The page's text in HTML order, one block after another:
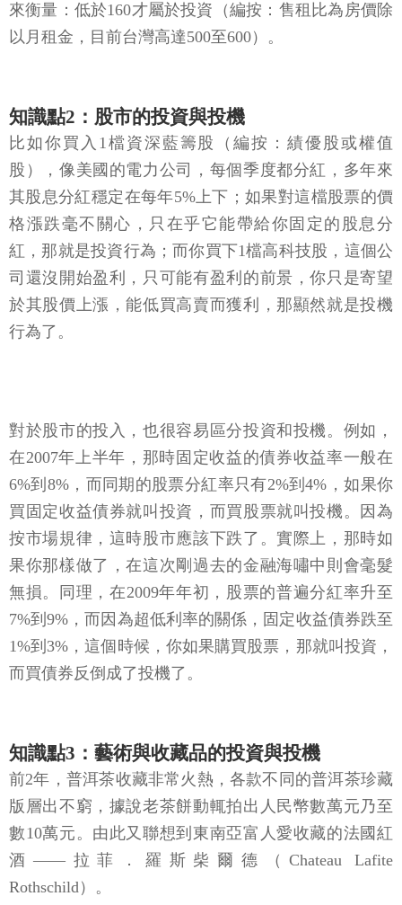
來衡量：低於160才屬於投資（編按：售租比為房價除
以月租金，目前台灣高達500至600）。
知識點2：股市的投資與投機
比如你買入1檔資深藍籌股（編按：績優股或權值
股），像美國的電力公司，每個季度都分紅，多年來
其股息分紅穩定在每年5%上下；如果對這檔股票的價
格漲跌毫不關心，只在乎它能帶給你固定的股息分
紅，那就是投資行為；而你買下1檔高科技股，這個公
司還沒開始盈利，只可能有盈利的前景，你只是寄望
於其股價上漲，能低買高賣而獲利，那顯然就是投機
行為了。
對於股市的投入，也很容易區分投資和投機。例如，
在2007年上半年，那時固定收益的債券收益率一般在
6%到8%，而同期的股票分紅率只有2%到4%，如果你
買固定收益債券就叫投資，而買股票就叫投機。因為
按市場規律，這時股市應該下跌了。實際上，那時如
果你那樣做了，在這次剛過去的金融海嘯中則會毫髮
無損。同理，在2009年年初，股票的普遍分紅率升至
7%到9%，而因為超低利率的關係，固定收益債券跌至
1%到3%，這個時候，你如果購買股票，那就叫投資，
而買債券反倒成了投機了。
知識點3：藝術與收藏品的投資與投機
前2年，普洱茶收藏非常火熱，各款不同的普洱茶珍藏
版層出不窮，據說老茶餅動輒拍出人民幣數萬元乃至
數10萬元。由此又聯想到東南亞富人愛收藏的法國紅
酒——拉菲．羅斯柴爾德（Chateau Lafite
Rothschild）。